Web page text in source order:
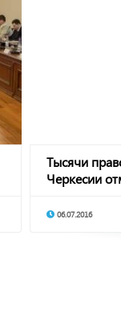
Тысячи
Черкесии
06.07.2016